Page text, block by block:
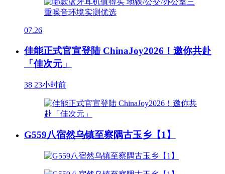
07.26
佳能正式官宣登陆 ChinaJoy2026！邀你共赴
「佳次元」
38 23小时前
G559八宿然乌镇至察隅古玉乡【1】